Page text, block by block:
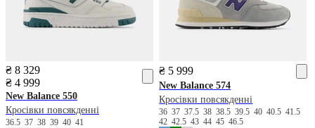
₴ 8 329
₴ 4 999
New Balance 550
Кросівки повсякденні
36.5 37 38 39 40 41
₴ 5 999
New Balance 574
Кросівки повсякденні
363737.53838.539.54040.541.5
4242.543444546.5